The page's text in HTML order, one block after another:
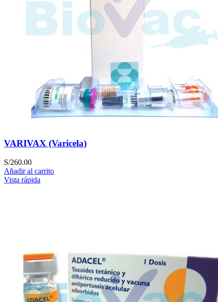
VARIVAX (Varicela)
S/260.00
Añadir al carrito
Vista rápida